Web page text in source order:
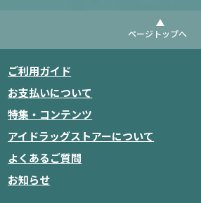
ページトップへ
ご利用ガイド
お支払いについて
特集・コンテンツ
アイドラッグストアーについて
よくあるご質問
お知らせ